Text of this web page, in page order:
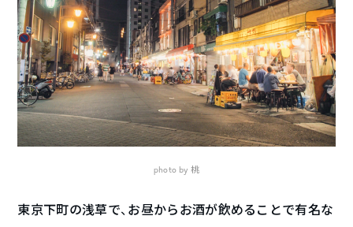
photo by 桃
東京下町の浅草で、お昼からお酒が飲めることで有名な